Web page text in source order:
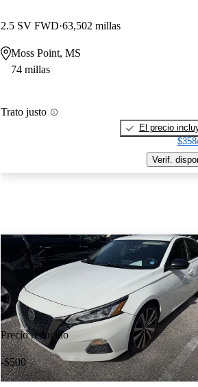
2.5 SV FWD 63,502 millas
Moss Point, MS
74 millas
Trato justo
El precio
Verif.
Precio reducido
-$500